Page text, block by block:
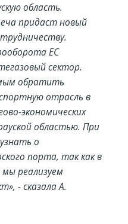
область.
придаст новый
ЕС
сектор.
обратить
отрасль в
экономических
областью. При
о
порта, так как в
реализуем
- сказала А.